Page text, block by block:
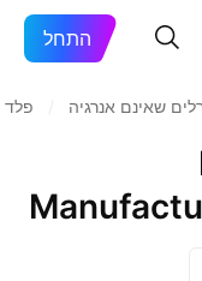
התחל
שאינם אנרגיה